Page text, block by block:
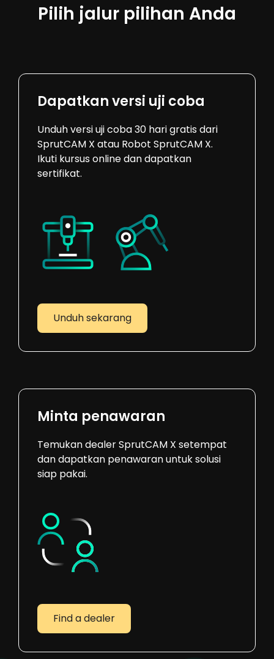
Pilih jalur pilihan Anda
Dapatkan versi uji coba
Unduh versi uji coba 30 hari gratis dari
SprutCAM X atau Robot SprutCAM X.
Ikuti kursus online dan dapatkan
sertifikat.
Unduh sekarang
Minta penawaran
Temukan dealer SprutCAM X setempat
dan dapatkan penawaran untuk solusi
siap pakai.
Find a dealer